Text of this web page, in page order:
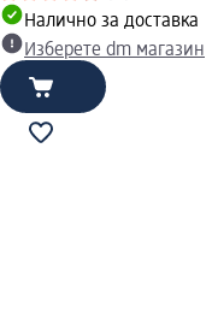
Налично за доставка
Изберете dm магазин